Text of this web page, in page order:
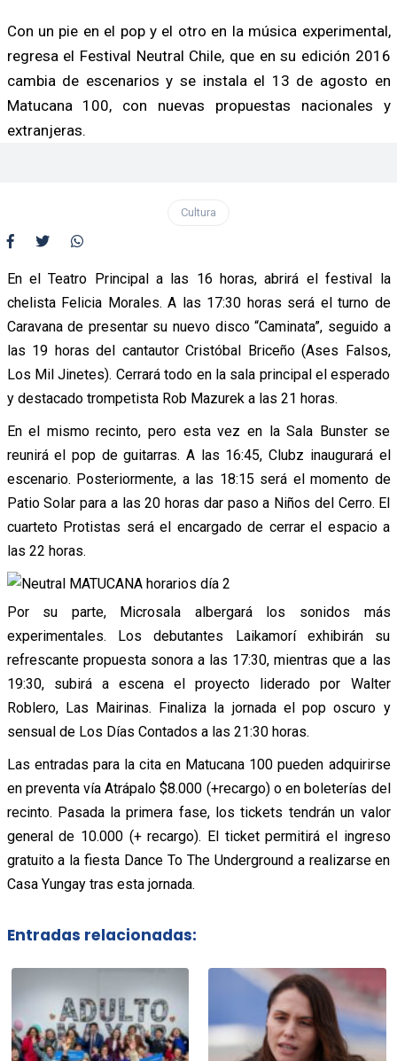
Con un pie en el pop y el otro en la música experimental,
regresa el Festival Neutral Chile, que en su edición 2016
cambia de escenarios y se instala el 13 de agosto en
Matucana 100, con nuevas propuestas nacionales y
extranjeras.
Cultura
En el Teatro Principal a las 16 horas, abrirá el festival la
chelista Felicia Morales. A las 17:30 horas será el turno de
Caravana de presentar su nuevo disco “Caminata”, seguido a
las 19 horas del cantautor Cristóbal Briceño (Ases Falsos,
Los Mil Jinetes). Cerrará todo en la sala principal el esperado
y destacado trompetista Rob Mazurek a las 21 horas.
En el mismo recinto, pero esta vez en la Sala Bunster se
reunirá el pop de guitarras. A las 16:45, Clubz inaugurará el
escenario. Posteriormente, a las 18:15 será el momento de
Patio Solar para a las 20 horas dar paso a Niños del Cerro. El
cuarteto Protistas será el encargado de cerrar el espacio a
las 22 horas.
Por su parte, Microsala albergará los sonidos más
experimentales. Los debutantes Laikamorí exhibirán su
refrescante propuesta sonora a las 17:30, mientras que a las
19:30, subirá a escena el proyecto liderado por Walter
Roblero, Las Mairinas. Finaliza la jornada el pop oscuro y
sensual de Los Días Contados a las 21:30 horas.
Las entradas para la cita en Matucana 100 pueden adquirirse
en preventa vía Atrápalo $8.000 (+recargo) o en boleterías del
recinto. Pasada la primera fase, los tickets tendrán un valor
general de 10.000 (+ recargo). El ticket permitirá el ingreso
gratuito a la fiesta Dance To The Underground a realizarse en
Casa Yungay tras esta jornada.
Entradas relacionadas: